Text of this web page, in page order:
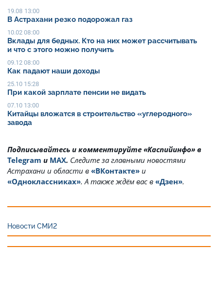
19.08 13:00
В Астрахани резко подорожал газ
10.02 08:00
Вклады для бедных. Кто на них может рассчитывать
и что с этого можно получить
09.12 08:00
Как падают наши доходы
25.10 15:28
При какой зарплате пенсии не видать
07.10 13:00
Китайцы вложатся в строительство «углеродного»
завода
Подписывайтесь и комментируйте «Каспийинфо» в
Telegram и MAX. Cледите за главными новостями
Астрахани и области в «ВКонтакте» и
«Одноклассниках». А также ждём вас в «Дзен».
Новости СМИ2